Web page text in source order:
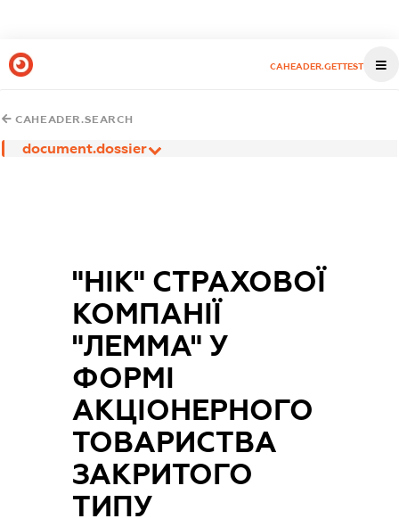
CAHEADER.GETTEST
CAHEADER.SEARCH
document.dossier
"НІК" СТРАХОВОЇ
КОМПАНІЇ
"ЛЕММА" У
ФОРМІ
АКЦІОНЕРНОГО
ТОВАРИСТВА
ЗАКРИТОГО
ТИПУ